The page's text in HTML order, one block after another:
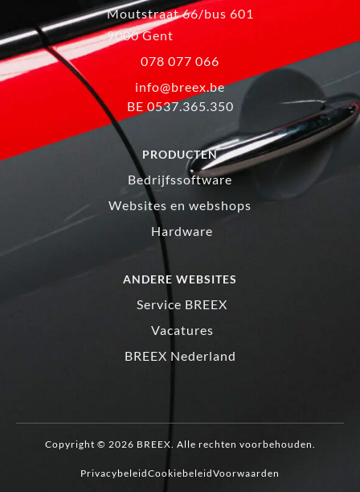
Moutstraat 66/bus 601
9000 Gent
078 077 066
info@breex.be
BE 0537.365.350
PRODUCTEN
Bedrijfssoftware
Websites en webshops
Hardware
ANDERE WEBSITES
Service BREEX
Vacatures
BREEX Nederland
Copyright © 2026 BREEX. Alle rechten voorbehouden.
PrivacybeleidCookiebeleidVoorwaarden